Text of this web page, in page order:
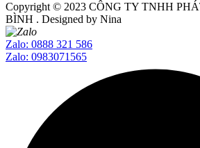
Copyright © 2023 CÔNG TY TNHH
BÌNH . Designed by Nina
Zalo: 0888 321 586
Zalo: 0983071565